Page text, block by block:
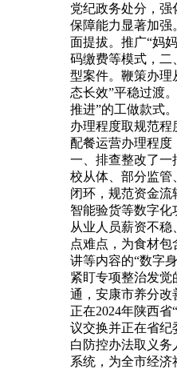
党纪政务处分，
保障能力显著加强
面提拔。推广“妈
码缴费等模式，二
型案件。鞭策办理
态长效”平稳过渡
推进”的工做款式
办理程度取规范程
配餐运营办理程度
一、排查整改了一
校从体、部分监管
闭环，规范资金流
智能验货等数字化
从业人员薪资不
点难点，为食材
讲等内容的“数字
紧盯专项整治发
通，安康市养分改
正在2024年陕西省
议交换并正在省纪
白防控办法取义务
系统，为全市经济